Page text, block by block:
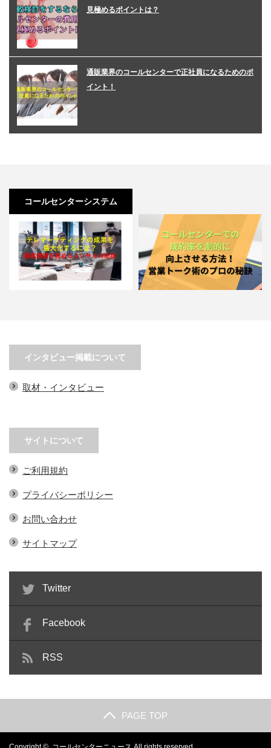
見極めるポイントは？
通販業界のコールセンターで正社員になるためのポ
イント！
コールセンターシステム
インタビュー掲載について
取材・インタビュー
サイトについて
ご利用規約
プライバシーポリシー
お問い合わせ
サイトマップ
Twitter
Facebook
RSS
PAGE TOP